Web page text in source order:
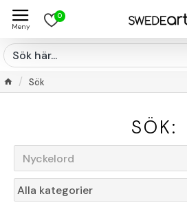
0
Sök
SÖK: